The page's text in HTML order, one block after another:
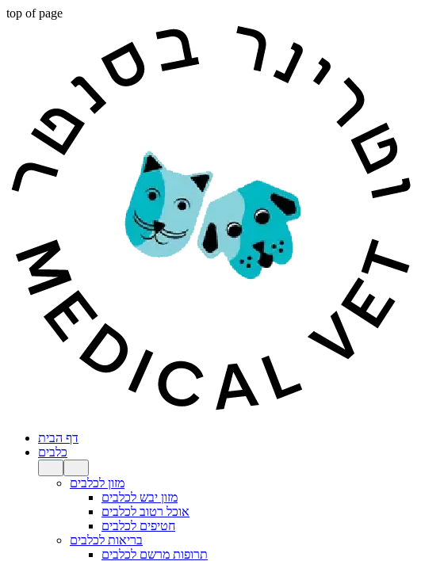
top of page
דף הבית
כלבים
מזון לכלבים
מזון יבש לכלבים
אוכל רטוב לכלבים
חטיפים לכלבים
בריאות לכלבים
תרופות מרשם לכלבים